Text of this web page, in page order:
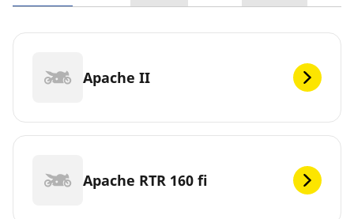
Apache II
Apache RTR 160 fi